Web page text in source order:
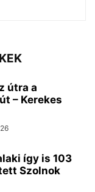
útra a
– Kerekes
így is 103
Szolnok